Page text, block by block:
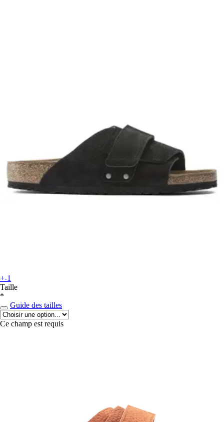
+-1
Taille
*
Guide des tailles
Ce champ est requis